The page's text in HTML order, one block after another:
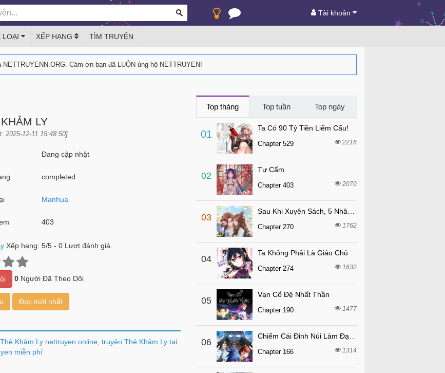
Tài khoản
LOẠI XẾP HẠNG TÌM TRUYỆN
Cảm ơn bạn đã LUÔN ủng hộ NETTRUYEN!
LY
2025-12-11 15:48:50]
Đang cập nhật
completed
Manhua
403
Xếp hạng: 5/5- 0Lượt đánh giá.
0Người Đã Theo Dõi
Đọc mới nhất
Khảm Ly nettruyen online, truyện Thẻ Khảm Ly tại
miễn phí
Top tháng Top tuần Top ngày
01
Ta Có 90 Tỷ Tiền Liếm Cẩu!
Chapter 529 2216
02
Tự Cẩm
Chapter 403 2070
03
Chapter 270 1762
04
Ta Không Phải Là Giáo Chủ
Chapter 274 1632
05
Vạn Cổ Đệ Nhất Thần
Chapter 190 1477
06
Chapter 166 1314